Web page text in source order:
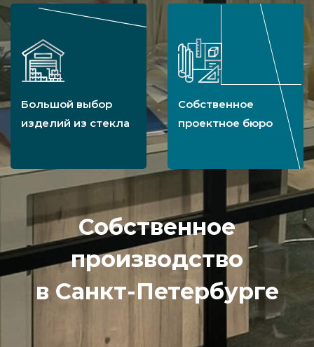
Большой выбор
изделий из стекла
Собственное
проектное бюро
Собственное
производство
в Санкт-Петербурге